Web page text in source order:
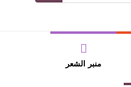
منبر الشعر